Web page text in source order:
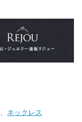
ネックレス